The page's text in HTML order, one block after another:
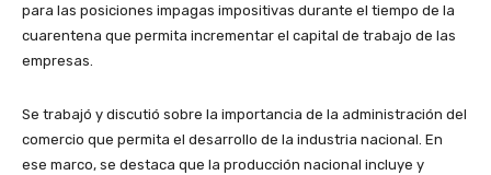
para las posiciones impagas impositivas durante el tiempo de la
cuarentena que permita incrementar el capital de trabajo de las
empresas.
Se trabajó y discutió sobre la importancia de la administración del
comercio que permita el desarrollo de la industria nacional. En
ese marco, se destaca que la producción nacional incluye y